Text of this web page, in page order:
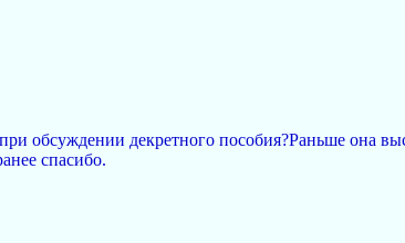
обсуждении декретного пособия?Раньше она
спасибо.